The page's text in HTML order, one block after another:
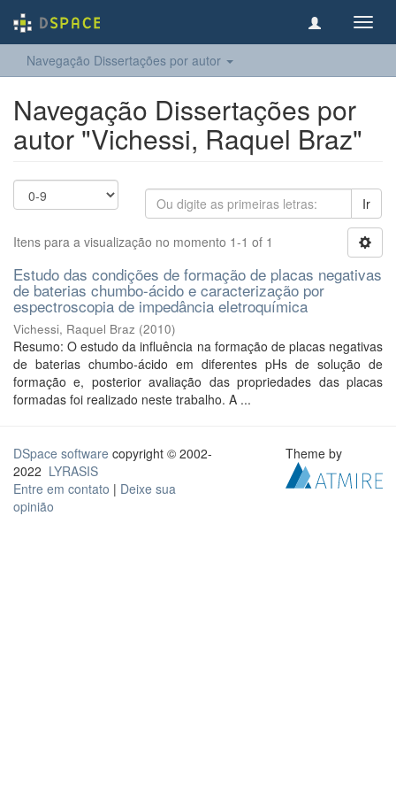
Navegação Dissertações por autor
Navegação Dissertações por
autor "Vichessi, Raquel Braz"
Ir
Itens para a visualização no momento 1-1 of 1
Estudo das condições de formação de placas negativas
de baterias chumbo-ácido e caracterização por
espectroscopia de impedância eletroquímica
Vichessi, Raquel Braz (2010)
Resumo: O estudo da influência na formação de placas negativas
de baterias chumbo-ácido em diferentes pHs de solução de
formação e, posterior avaliação das propriedades das placas
formadas foi realizado neste trabalho. A ...
DSpace software copyright © 2002-
2022 LYRASIS
Entre em contato | Deixe sua
opinião
Theme by